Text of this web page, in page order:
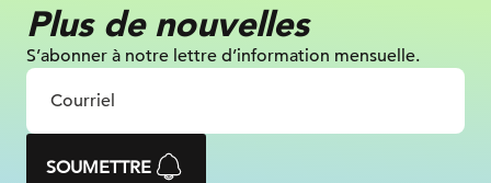
Plus de nouvelles
S’abonner à notre lettre d’information mensuelle.
SOUMETTRE